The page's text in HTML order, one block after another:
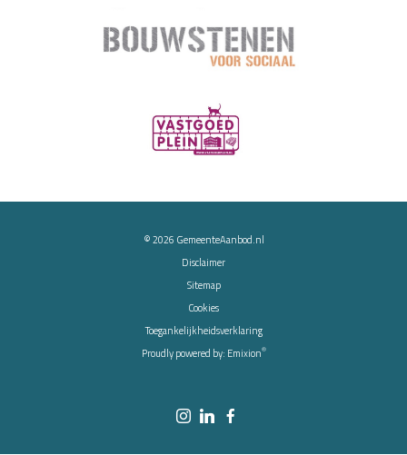
© 2026 GemeenteAanbod.nl
Disclaimer
Sitemap
Cookies
Toegankelijkheidsverklaring
Proudly powered by: Emixion®